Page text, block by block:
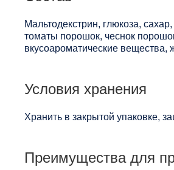
Мальтодекстрин, глюкоза,
томаты порошок, чеснок
вкусоароматические вещества,
Условия хранения
Хранить в закрытой упаковке,
Преимущества для